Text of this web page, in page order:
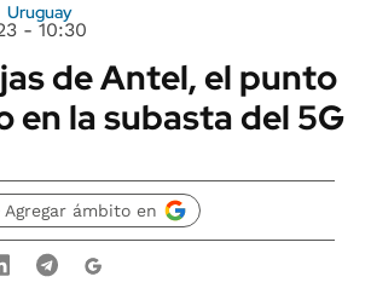
Uruguay
- 10:30
de Antel, el punto
en la subasta del 5G
Agregar ámbito en